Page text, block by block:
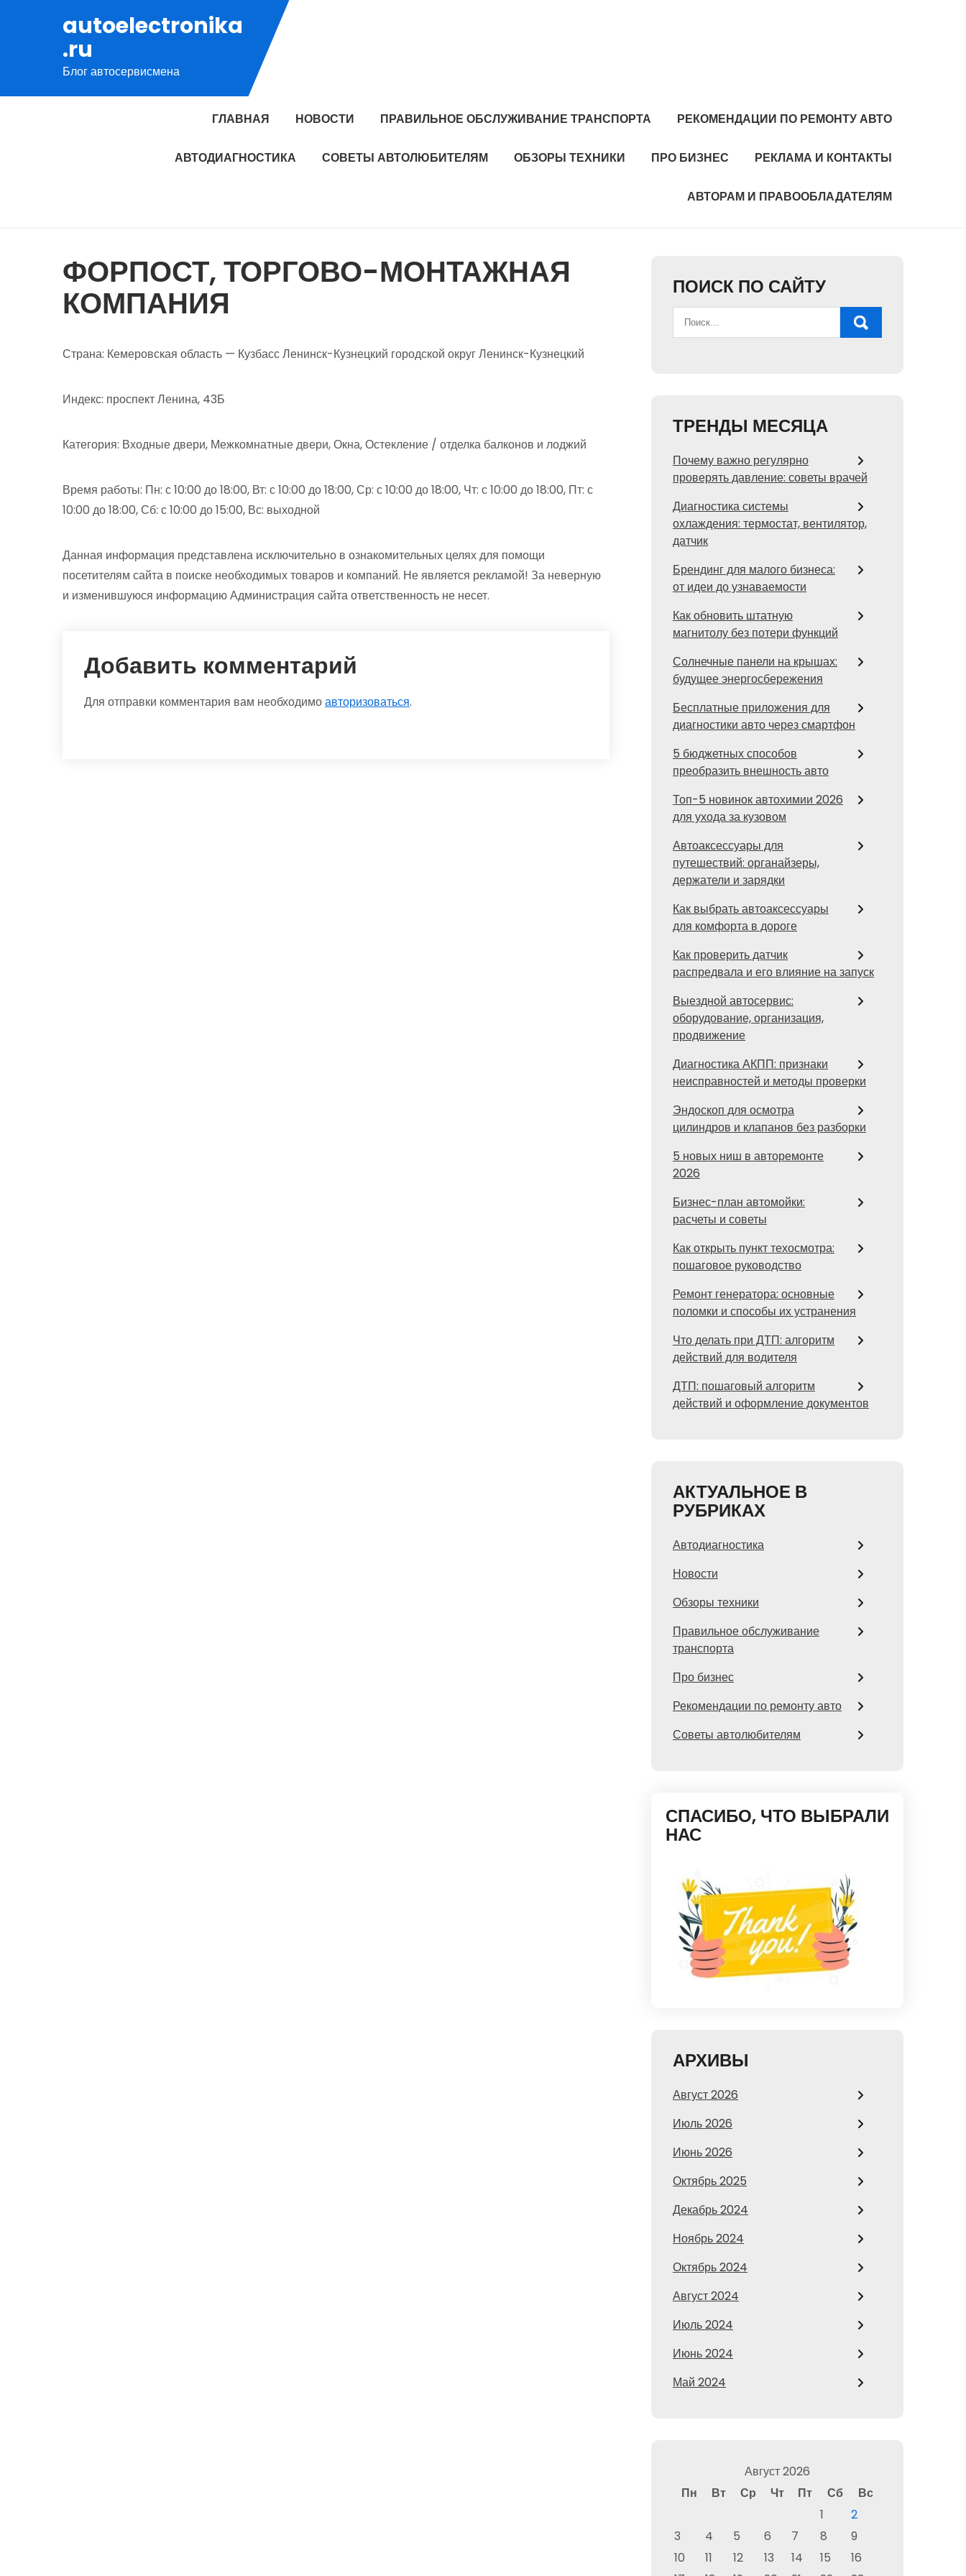
содержимому
autoelectronika
.ru
Блог автосервисмена
ГЛАВНАЯ НОВОСТИ ПРАВИЛЬНОЕ ОБСЛУЖИВАНИЕ ТРАНСПОРТА РЕКОМЕНДАЦИИ ПО РЕМОНТУ АВТО
АВТОДИАГНОСТИКА СОВЕТЫ АВТОЛЮБИТЕЛЯМ ОБЗОРЫ ТЕХНИКИ ПРО БИЗНЕС РЕКЛАМА И КОНТАКТЫ
АВТОРАМ И ПРАВООБЛАДАТЕЛЯМ
ФОРПОСТ, ТОРГОВО-МОНТАЖНАЯ
КОМПАНИЯ
Страна: Кемеровская область — Кузбасс Ленинск-Кузнецкий городской округ Ленинск-Кузнецкий
Индекс: проспект Ленина, 43Б
Категория: Входные двери, Межкомнатные двери, Окна, Остекление / отделка балконов и лоджий
Время работы: Пн: с 10:00 до 18:00, Вт: с 10:00 до 18:00, Ср: с 10:00 до 18:00, Чт: с 10:00 до 18:00, Пт: с
10:00 до 18:00, Сб: с 10:00 до 15:00, Вс: выходной
Данная информация представлена исключительно в ознакомительных целях для помощи
посетителям сайта в поиске необходимых товаров и компаний. Не является рекламой! За неверную
и изменившуюся информацию Администрация сайта ответственность не несет.
Добавить комментарий
Для отправки комментария вам необходимоавторизоваться.
ПОИСК ПО САЙТУ
ТРЕНДЫ МЕСЯЦА
Почему важно регулярно
проверять давление: советы врачей
Диагностика системы
охлаждения: термостат, вентилятор,
датчик
Брендинг для малого бизнеса:
от идеи до узнаваемости
Как обновить штатную
магнитолу без потери функций
Солнечные панели на крышах:
будущее энергосбережения
Бесплатные приложения для
диагностики авто через смартфон
5 бюджетных способов
преобразить внешность авто
Топ-5 новинок автохимии 2026
для ухода за кузовом
Автоаксессуары для
путешествий: органайзеры,
держатели и зарядки
Как выбрать автоаксессуары
для комфорта в дороге
Как проверить датчик
распредвала и его влияние на запуск
Выездной автосервис:
оборудование, организация,
продвижение
Диагностика АКПП: признаки
неисправностей и методы проверки
Эндоскоп для осмотра
цилиндров и клапанов без разборки
5 новых ниш в авторемонте
2026
Бизнес-план автомойки:
расчеты и советы
Как открыть пункт техосмотра:
пошаговое руководство
Ремонт генератора: основные
поломки и способы их устранения
Что делать при ДТП: алгоритм
действий для водителя
ДТП: пошаговый алгоритм
действий и оформление документов
АКТУАЛЬНОЕ В
РУБРИКАХ
Автодиагностика
Новости
Обзоры техники
Правильное обслуживание
транспорта
Про бизнес
Рекомендации по ремонту авто
Советы автолюбителям
СПАСИБО, ЧТО ВЫБРАЛИ
НАС
АРХИВЫ
Август 2026
Июль 2026
Июнь 2026
Октябрь 2025
Декабрь 2024
Ноябрь 2024
Октябрь 2024
Август 2024
Июль 2024
Июнь 2024
Май 2024
Август 2026
Пн
Вт Ср Чт Пт Сб
Вс
1
2
3
4 5 6 7 8
9
10
11 12 13 14 15
16